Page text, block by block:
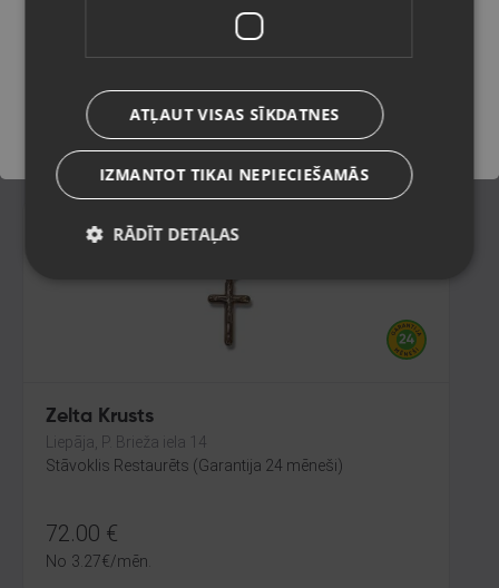
Stāvoklis Restaurēts (Garantija 24 mēneši)
154.00 €
7.00€/mēn.
Zelta Krusts
Liepāja, P. Brieža iela 14
Stāvoklis Restaurēts (Garantija 24 mēneši)
72.00 €
No 3.27€/mēn.
Saglabāt
ATĻAUT VISAS SĪKDATNES
IZMANTOT TIKAI NEPIECIEŠAMĀS
RĀDĪT DETAĻAS